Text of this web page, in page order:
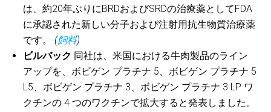
は、約20年ぶりにBRDおよびSRDの治療薬としてFDA
に承認された新しい分子および注射用抗生物質治療薬
です。 (飼料)
ビルバック 同社は、米国における牛肉製品のライン
アップを、ボビゲン プラチナ 5、ボビゲン プラチナ 5
L5、ボビゲン プラチナ 3、ボビゲン プラチナ 3 LP ワ
クチンの 4 つのワクチンで拡大すると発表しました。